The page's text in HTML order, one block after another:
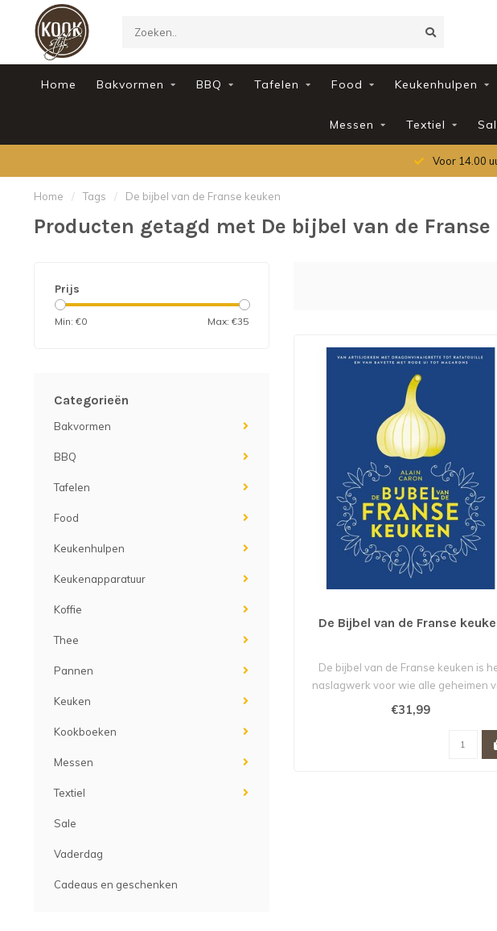
Home Bakvormen BBQ Tafelen Food Keukenhulpen
Messen Textiel
Voor 14.00
Home / Tags / De bijbel van de Franse keuken
Producten getagd met De bijbel van de Franse
Prijs
Min: €0 Max: €35
Categorieën
Bakvormen
BBQ
Tafelen
Food
Keukenhulpen
Keukenapparatuur
Koffie
Thee
Pannen
Keuken
Kookboeken
Messen
Textiel
Sale
Vaderdag
Cadeaus en geschenken
De Bijbel van de Franse
De bijbel van de Franse keuken is
naslagwerk voor wie alle geheimen
de ..
€31,99